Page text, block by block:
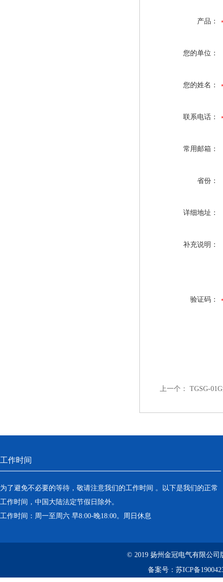
产品：
您的单位：
您的姓名：
联系电话：
常用邮箱：
省份：
详细地址：
补充说明：
验证码：
上一个： TGSG-
工作时间
为了避免不必要的等待，敬请注意我们的工作时间 。以下是我们的正常
工作时间，中国大陆法定节假日除外。
工作时间：周一至周六 早8:00-晚18:00。周日休息
© 2019 扬州金冠电气有限公司
备案号： 苏ICP备